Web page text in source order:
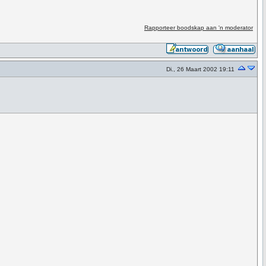
Rapporteer boodskap aan 'n moderator
Di., 26 Maart 2002 19:11